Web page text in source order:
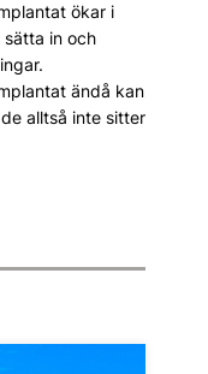
ökar i
in och
ändå kan
alltså inte sitter